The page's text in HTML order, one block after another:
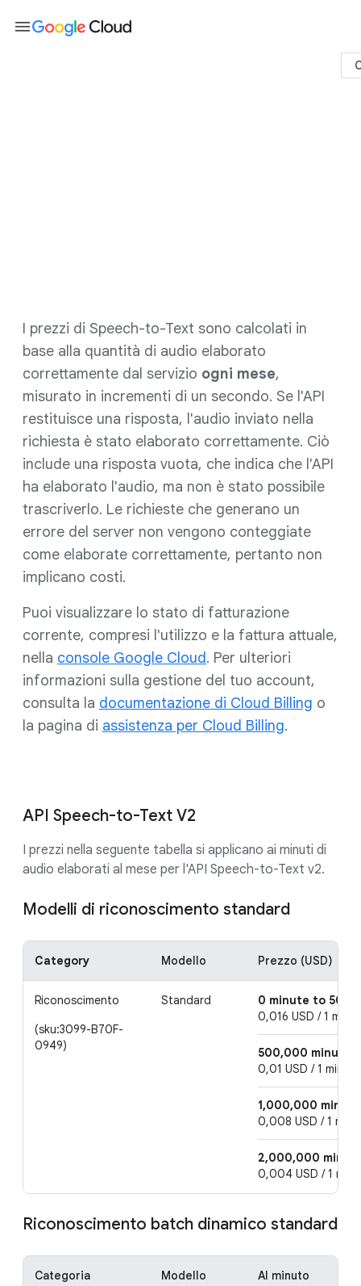
I prezzi di Speech-to-Text sono calcolati in
base alla quantità di audio elaborato
correttamente dal servizio ogni mese,
misurato in incrementi di un secondo. Se l'API
restituisce una risposta, l'audio inviato nella
richiesta è stato elaborato correttamente. Ciò
include una risposta vuota, che indica che l'API
ha elaborato l'audio, ma non è stato possibile
trascriverlo. Le richieste che generano un
errore del server non vengono conteggiate
come elaborate correttamente, pertanto non
implicano costi.
Puoi visualizzare lo stato di fatturazione
corrente, compresi l'utilizzo e la fattura attuale,
nella console Google Cloud. Per ulteriori
informazioni sulla gestione del tuo account,
consulta la documentazione di Cloud Billing o
la pagina di assistenza per Cloud Billing.
API Speech-to-Text V2
I prezzi nella seguente tabella si applicano ai minuti di
audio elaborati al mese per l'API Speech-to-Text v2.
Modelli di riconoscimento standard
Category Modello Prezzo (USD)
Riconoscimento
(sku:3099-B70F-
0949)
Standard
0 minute to
0,016 USD / 1
500,000 minute
0,01 USD / 1
1,000,000
0,008 USD / 1
2,000,000
0,004 USD / 1
Riconoscimento batch dinamico standard
Categoria Modello Al minuto
menu